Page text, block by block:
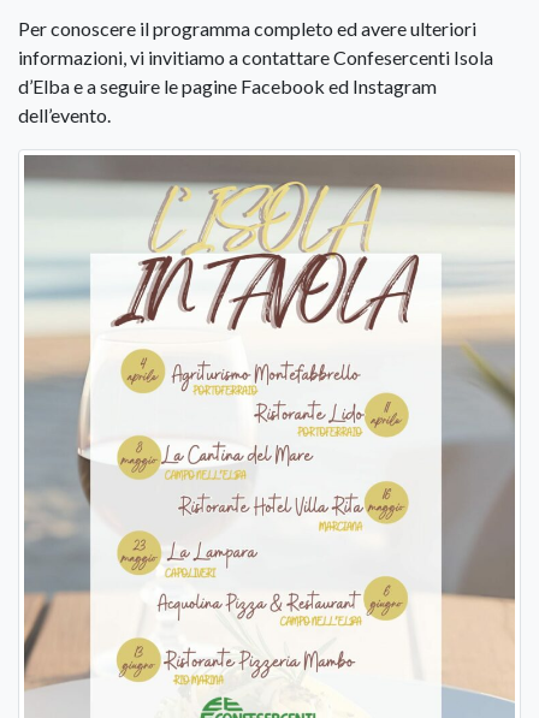
Per conoscere il programma completo ed avere ulteriori
informazioni, vi invitiamo a contattare Confesercenti Isola
d’Elba e a seguire le pagine Facebook ed Instagram
dell’evento.